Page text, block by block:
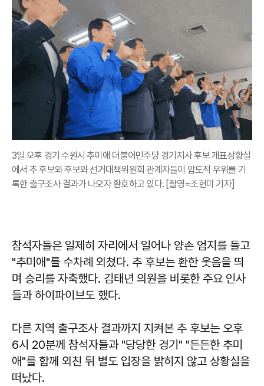
3일 오후 경기 수원시 추미애 더불어민주당 경기지사 후보 개표상황실
에서 추 후보와 후보와 선거대책위원회 관계자들이 압도적 우위를 기
록한 출구조사 결과가 나오자 환호하고 있다. [촬영=조현미 기자]
참석자들은 일제히 자리에서 일어나 양손 엄지를 들고
"추미애"를 수차례 외쳤다. 추 후보는 환한 웃음을 띄
며 승리를 자축했다. 김태년 의원을 비롯한 주요 인사
들과 하이파이브도 했다.
다른 지역 출구조사 결과까지 지켜본 추 후보는 오후
6시 20분께 참석자들과 "당당한 경기" "든든한 추미
애"를 함께 외친 뒤 별도 입장을 밝히지 않고 상황실을
떠났다.